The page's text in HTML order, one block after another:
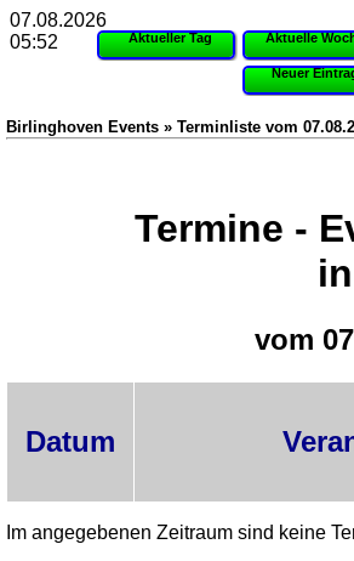
Aktueller Tag Aktuelle
Neuer
Birlinghoven Events » Terminliste vom
Termine -
vom
Datum
Im angegebenen Zeitraum sind keine
07.08.2026
05:52